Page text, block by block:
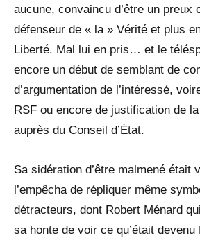
aucune, convaincu d’être un preux
défenseur de « la » Vérité et plus
Liberté. Mal lui en pris… et le
encore un début de semblant de
d’argumentation de l’intéressé,
RSF ou encore de justification de
auprès du Conseil d’État.
Sa sidération d’être malmené était
l’empêcha de répliquer même
détracteurs, dont Robert Ménard
sa honte de voir ce qu’était